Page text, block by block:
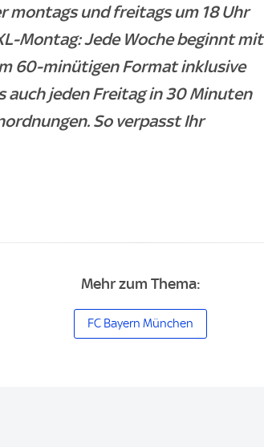
montags und freitags um 18 Uhr
Montag: Jede Woche beginnt mit
60-minütigen Format inklusive
auch jeden Freitag in 30 Minuten
So verpasst Ihr
Mehr zum Thema:
FC Bayern München